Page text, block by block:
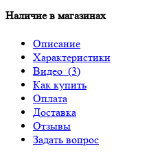
Наличие в магазинах
Описание
Характеристики
Видео (3)
Как купить
Оплата
Доставка
Отзывы
Задать вопрос